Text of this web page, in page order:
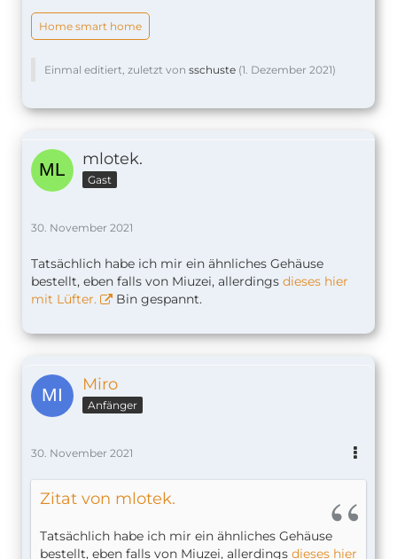
Home smart home
Einmal editiert, zuletzt von sschuste (1. Dezember 2021)
mlotek.
Gast
30. November 2021
Tatsächlich habe ich mir ein ähnliches Gehäuse
bestellt, eben falls von Miuzei, allerdings dieses hier
mit Lüfter.
Bin gespannt.
Miro
Anfänger
30. November 2021
Zitat von mlotek.
Tatsächlich habe ich mir ein ähnliches Gehäuse
bestellt, eben falls von Miuzei, allerdings dieses hier